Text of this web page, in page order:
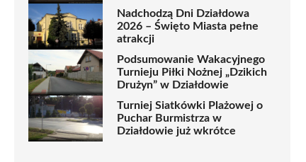
Nadchodzą Dni Działdowa
2026 – Święto Miasta pełne
atrakcji
Podsumowanie Wakacyjnego
Turnieju Piłki Nożnej „Dzikich
Drużyn” w Działdowie
Turniej Siatkówki Plażowej o
Puchar Burmistrza w
Działdowie już wkrótce